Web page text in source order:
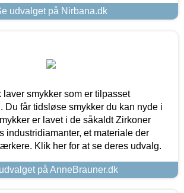
udvalget på Nirbana.dk
laver smykker som er tilpasset
Du får tidsløse smykker du kan nyde i
er lavet i de såkaldt Zirkoner
industridiamanter, et materiale der
Klik her for at se deres udvalg.
på AnneBrauner.dk